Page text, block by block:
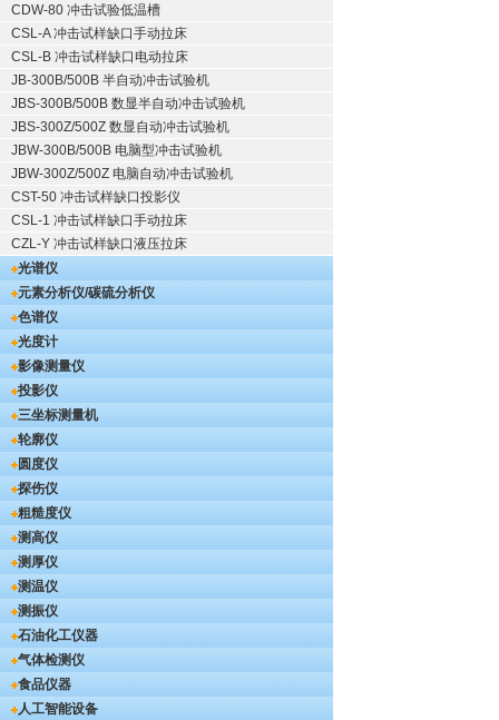
CDW-80 冲击试验低温槽
CSL-A 冲击试样缺口手动拉床
CSL-B 冲击试样缺口电动拉床
JB-300B/500B 半自动冲击试验机
JBS-300B/500B 数显半自动冲击试验机
JBS-300Z/500Z 数显自动冲击试验机
JBW-300B/500B 电脑型冲击试验机
JBW-300Z/500Z 电脑自动冲击试验机
CST-50 冲击试样缺口投影仪
CSL-1 冲击试样缺口手动拉床
CZL-Y 冲击试样缺口液压拉床
光谱仪
元素分析仪/碳硫分析仪
色谱仪
光度计
影像测量仪
投影仪
三坐标测量机
轮廓仪
圆度仪
探伤仪
粗糙度仪
测高仪
测厚仪
测温仪
测振仪
石油化工仪器
气体检测仪
食品仪器
人工智能设备